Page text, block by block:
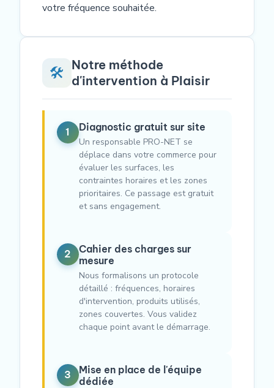
votre fréquence souhaitée.
🛠️ Notre méthode
d'intervention à Plaisir
1 Diagnostic gratuit sur site
Un responsable PRO-NET se
déplace dans votre commerce pour
évaluer les surfaces, les
contraintes horaires et les zones
prioritaires. Ce passage est gratuit
et sans engagement.
2
Cahier des charges sur
mesure
Nous formalisons un protocole
détaillé : fréquences, horaires
d'intervention, produits utilisés,
zones couvertes. Vous validez
chaque point avant le démarrage.
3
Mise en place de l'équipe
dédiée